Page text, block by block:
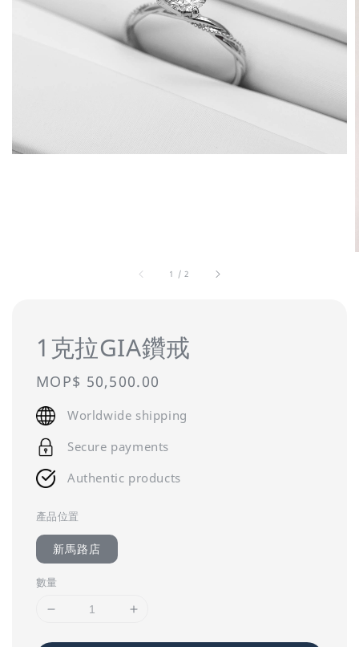
1 /2
1克拉GIA鑽戒
Regular
price
MOP$ 50,500.00
Worldwide shipping
Secure payments
Authentic products
產品位置
新馬路店
數量